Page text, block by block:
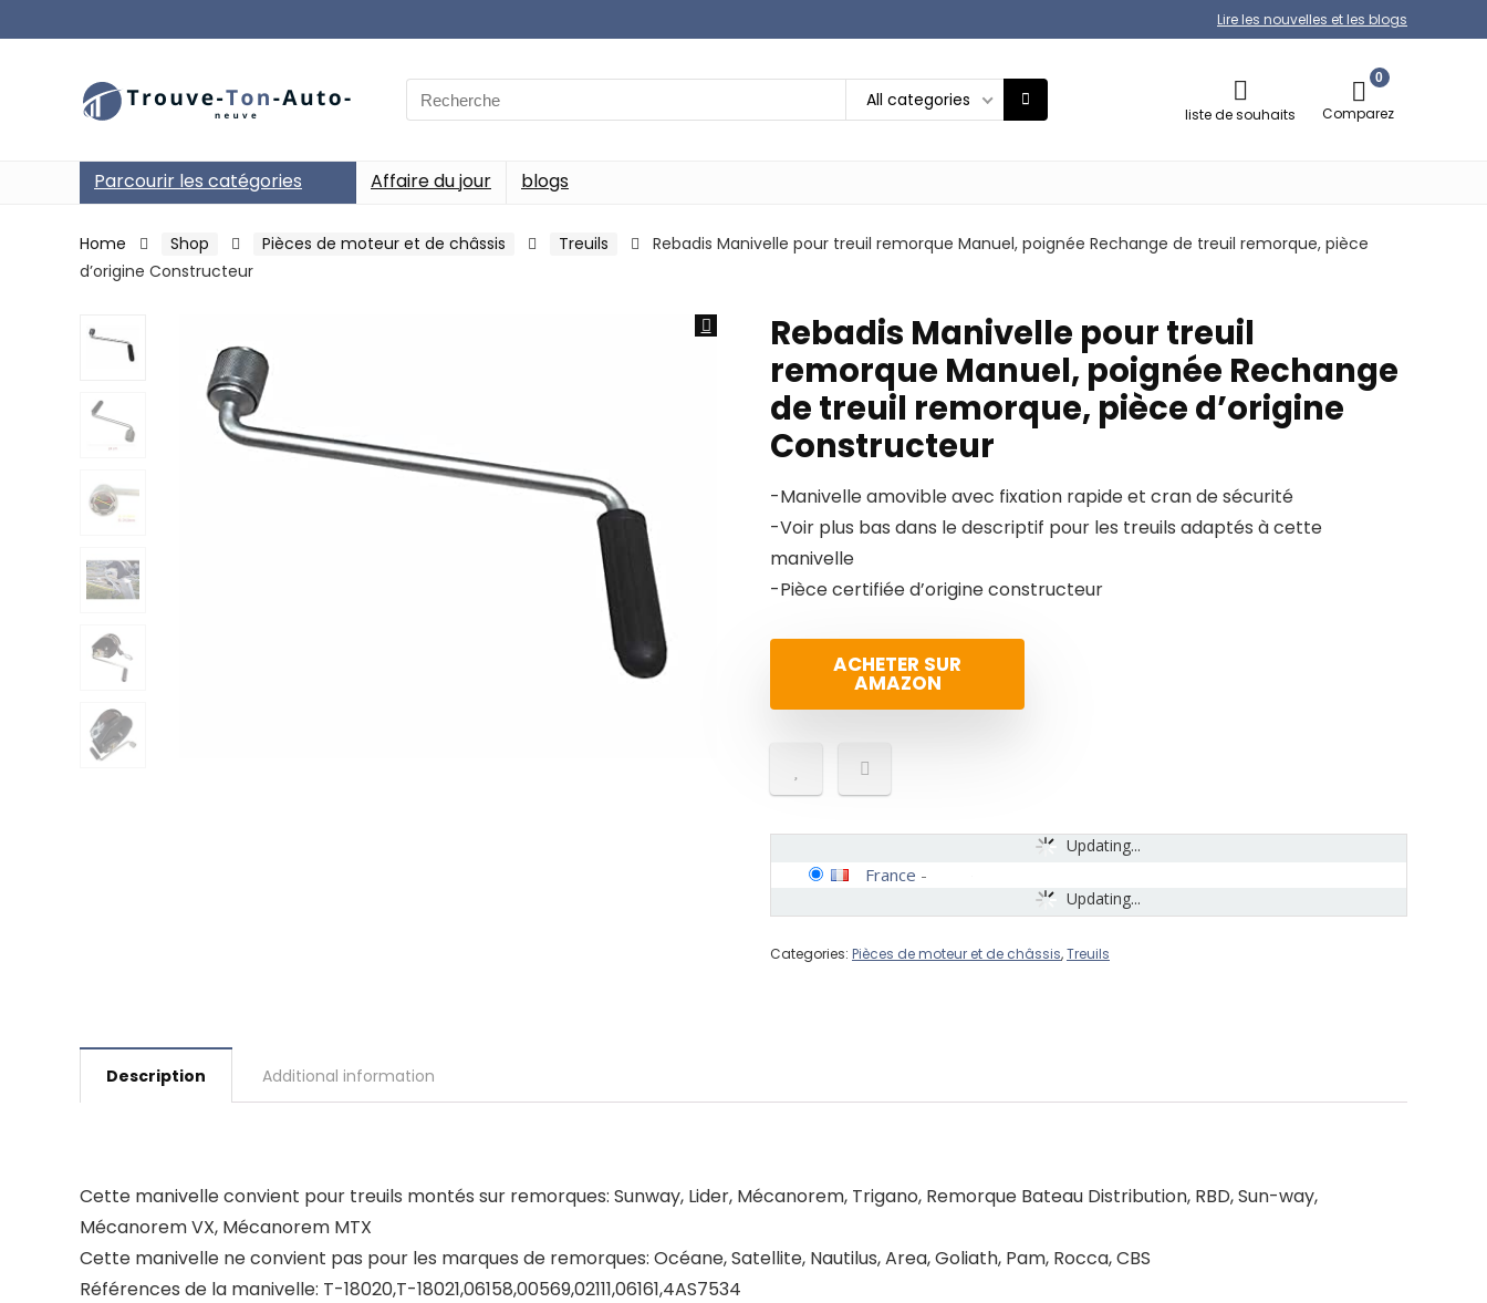
Lire les nouvelles et les blogs
Search
for:
All categories
liste de souhaits
0
Comparez
Parcourir les catégories Affaire du jour blogs
Home Shop Pièces de moteur et de châssis Treuils
Rebadis Manivelle pour treuil remorque Manuel, poignée Rechange de treuil remorque, pièce
d’origine Constructeur
Rebadis Manivelle pour treuil
remorque Manuel, poignée Rechange
de treuil remorque, pièce d’origine
Constructeur
-Manivelle amovible avec fixation rapide et cran de sécurité
-Voir plus bas dans le descriptif pour les treuils adaptés à cette
manivelle
-Pièce certifiée d’origine constructeur
ACHETER SUR
AMAZON
Updating...
Updating...
France -
Categories: Pièces de moteur et de châssis,Treuils
Description Additional information
Cette manivelle convient pour treuils montés sur remorques: Sunway, Lider, Mécanorem, Trigano, Remorque Bateau Distribution, RBD, Sun-way,
Mécanorem VX, Mécanorem MTX
Cette manivelle ne convient pas pour les marques de remorques: Océane, Satellite, Nautilus, Area, Goliath, Pam, Rocca, CBS
Références de la manivelle: T-18020,T-18021,06158,00569,02111,06161,4AS7534